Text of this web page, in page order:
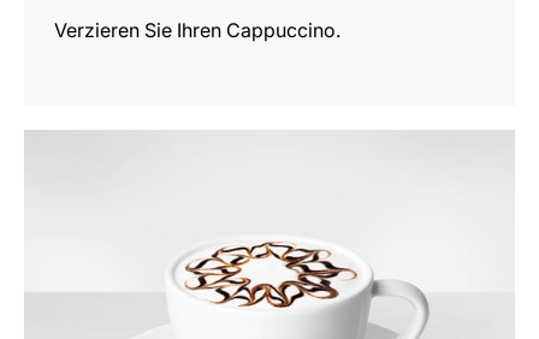
Verzieren Sie Ihren Cappuccino.